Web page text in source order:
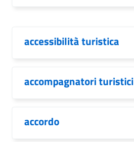
accessibilità turistica
accompagnatori turistici
accordo